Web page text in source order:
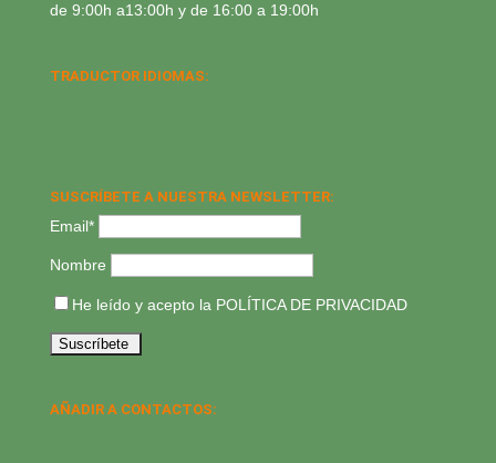
de 9:00h a13:00h y de 16:00 a 19:00h
TRADUCTOR IDIOMAS:
SUSCRÍBETE A NUESTRA NEWSLETTER:
Email*
Nombre
He leído y acepto la POLÍTICA DE PRIVACIDAD
AÑADIR A CONTACTOS: